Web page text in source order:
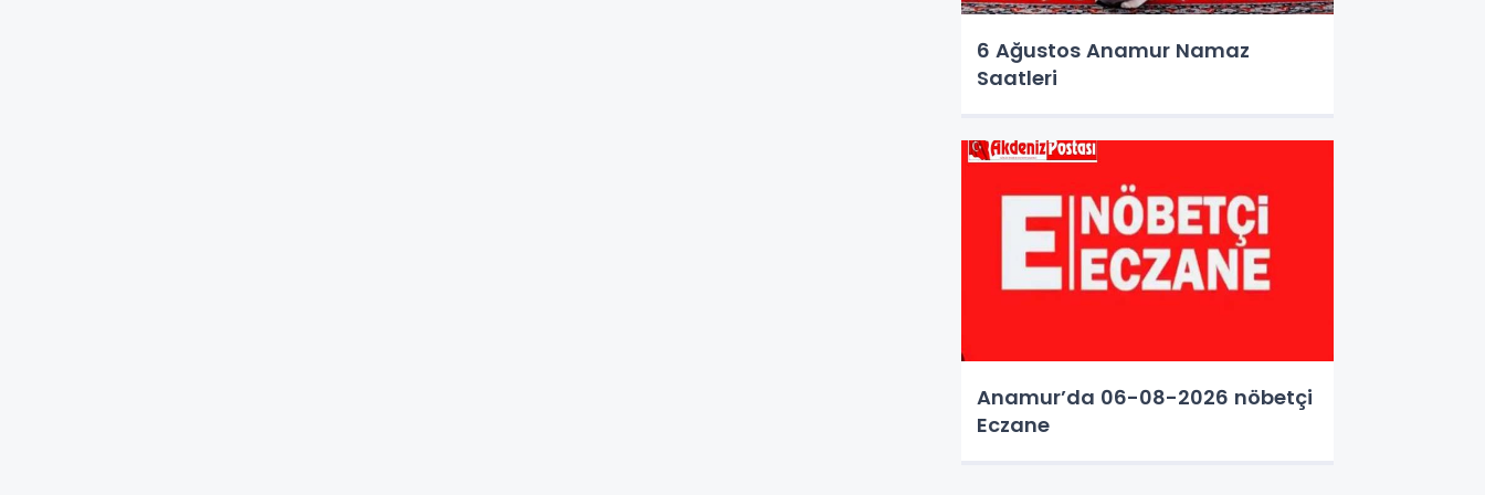
6 Ağustos Anamur Namaz
Saatleri
Anamur’da 06-08-2026 nöbetçi
Eczane